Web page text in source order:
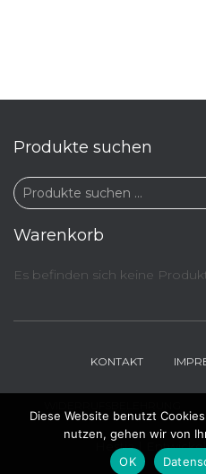
Produkte suchen
S
u
c
h
n
a
Produkte suchen …
Warenkorb
Es befinden sich keine
KONTAKT
Hestia |
Diese Website benutzt
nutzen, gehen wir von
OK